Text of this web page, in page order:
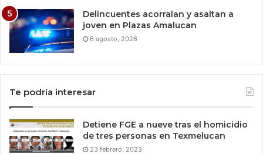
Delincuentes acorralan y asaltan a
joven en Plazas Amalucan
6 agosto, 2026
Te podría interesar
Detiene FGE a nueve tras el homicidio
de tres personas en Texmelucan
23 febrero, 2023